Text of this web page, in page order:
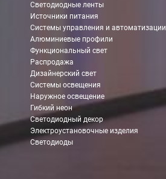
Светодиодные ленты
Источники питания
Системы управления и автоматизации
Алюминиевые профили
Функциональный свет
Распродажа
Дизайнерский свет
Системы освещения
Наружное освещение
Гибкий неон
Светодиодный декор
Электроустановочные изделия
Светодиоды